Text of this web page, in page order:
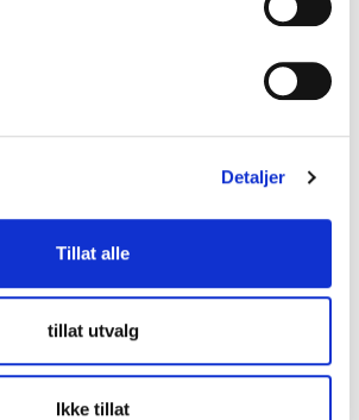
Detaljer
Tillat alle
tillat utvalg
Ikke tillat